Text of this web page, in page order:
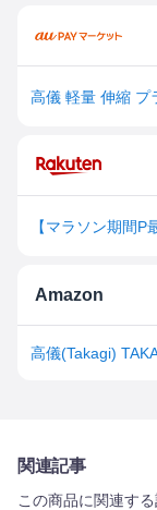
Amazon
関連記事
この商品に関連す